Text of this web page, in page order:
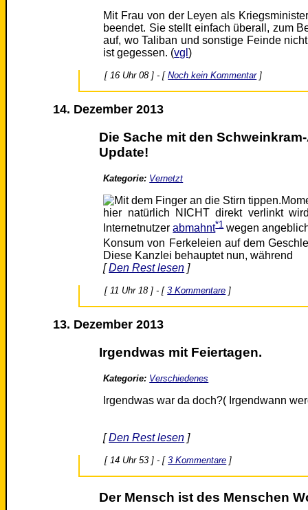
Mit Frau von der Leyen als
beendet. Sie stellt einfach überall, zum
auf, wo Taliban und sonstige Feinde
ist gegessen. (vgl)
[ 16 Uhr 08 ] - [Noch kein Kommentar]
14. Dezember 2013
Die Sache mit den
Update!
Kategorie: Vernetzt
hier natürlich NICHT direkt verlinkt
Internetnutzerabmahnt*1 wegen
Konsum von Ferkeleien auf dem
Diese Kanzlei behauptet nun, während
[Den Rest lesen ]
[ 11 Uhr 18 ] - [3 Kommentare ]
13. Dezember 2013
Irgendwas mit Feiertagen.
Kategorie: Verschiedenes
Irgendwas war da doch?( Irgendwann
[Den Rest lesen ]
[ 14 Uhr 53 ] - [3 Kommentare ]
Der Mensch ist des Menschen